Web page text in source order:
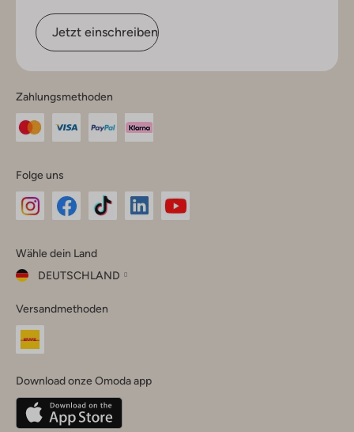
Jetzt einschreiben
Zahlungsmethoden
Folge uns
Instagram
Facebook
TikTok
Wähle dein Land
DEUTSCHLAND
dein
Land
Belgique(Français)
Deutschland
Versandmethoden
Download onze Omoda app